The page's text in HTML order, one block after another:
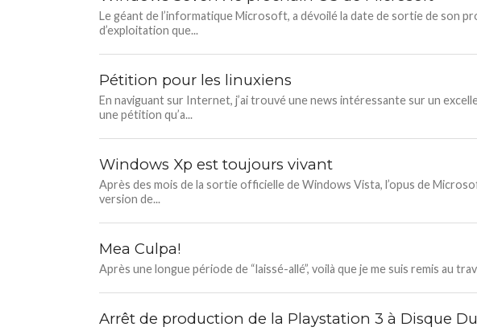
Le géant de l’informatique Microsoft, a dévoilé la date de sortie de son
d’exploitation que...
Pétition pour les linuxiens
En naviguant sur Internet, j’ai trouvé une news intéressante sur un
une pétition qu’a...
Windows Xp est toujours vivant
Après des mois de la sortie officielle de Windows Vista, l’opus de
version de...
Mea Culpa!
Après une longue période de “laissé-allé”, voilà que je me suis remis au
Arrêt de production de la Playstation 3 à Disque